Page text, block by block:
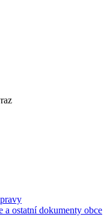
a ostatní dokumenty obce